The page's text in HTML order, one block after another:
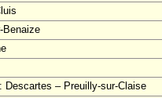
Benaize
Descartes – Preuilly-sur-Claise